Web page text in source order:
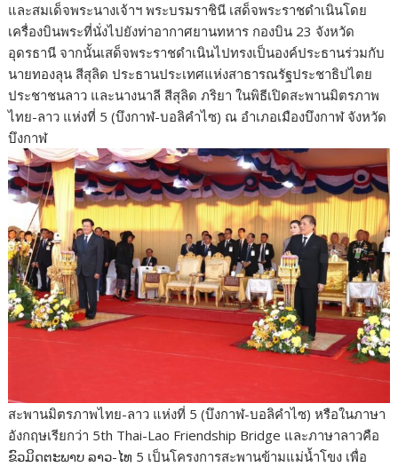
และสมเด็จพระนางเจ้าฯ พระบรมราชินี เสด็จพระราชดำเนินโดย
เครื่องบินพระที่นั่งไปยังท่าอากาศยานทหาร กองบิน 23 จังหวัด
อุดรธานี จากนั้นเสด็จพระราชดำเนินไปทรงเป็นองค์ประธานร่วมกับ
นายทองลุน สีสุลิด ประธานประเทศแห่งสาธารณรัฐประชาธิปไตย
ประชาชนลาว และนางนาลี สีสุลิด ภริยา ในพิธีเปิดสะพานมิตรภาพ
ไทย-ลาว แห่งที่ 5 (บึงกาฬ-บอลิคำไซ) ณ อำเภอเมืองบึงกาฬ จังหวัด
บึงกาฬ
สะพานมิตรภาพไทย-ลาว แห่งที่ 5 (บึงกาฬ-บอลิคำไซ) หรือในภาษา
อังกฤษเรียกว่า 5th Thai-Lao Friendship Bridge และภาษาลาวคือ
ຂົວມິດຕະພາບ ລາວ-ໄທ 5 เป็นโครงการสะพานข้ามแม่น้ำโขง เพื่อ